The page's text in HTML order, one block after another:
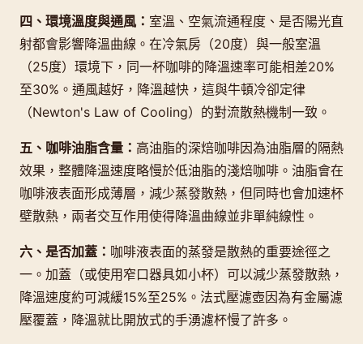
四、環境溫度與通風： 室溫、空氣流通程度、是否陽光直
射都會影響降溫曲線。在冷氣房（20度）與一般室溫
（25度）環境下，同一杯咖啡的降溫速率可能相差20%
至30%。通風越好，降溫越快，這與牛頓冷卻定律
（Newton's Law of Cooling）的對流散熱機制一致。
五、咖啡油脂含量： 高油脂的深焙咖啡因為油脂層的隔熱
效果，整體降溫速度略慢於低油脂的淺焙咖啡。油脂會在
咖啡液表面形成薄層，減少蒸發散熱，但同時也會加速杯
壁散熱，兩者交互作用使得降溫曲線並非單純線性。
六、是否加蓋： 咖啡液表面的蒸發是散熱的重要途徑之
一。加蓋（或使用窄口器具如小杯）可以減少蒸發散熱，
降溫速度約可減緩15%至25%。法式壓濾壺因為有金屬濾
壓覆蓋，降溫就比開放式的手湧濾杯慢了許多。